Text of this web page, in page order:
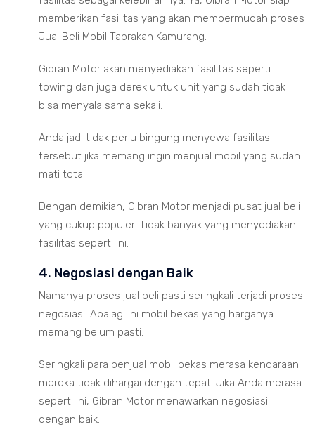
memberikan fasilitas yang akan mempermudah proses
Jual Beli Mobil Tabrakan Kamurang.
Gibran Motor akan menyediakan fasilitas seperti
towing dan juga derek untuk unit yang sudah tidak
bisa menyala sama sekali.
Anda jadi tidak perlu bingung menyewa fasilitas
tersebut jika memang ingin menjual mobil yang sudah
mati total.
Dengan demikian, Gibran Motor menjadi pusat jual beli
yang cukup populer. Tidak banyak yang menyediakan
fasilitas seperti ini.
4. Negosiasi dengan Baik
Namanya proses jual beli pasti seringkali terjadi proses
negosiasi. Apalagi ini mobil bekas yang harganya
memang belum pasti.
Seringkali para penjual mobil bekas merasa kendaraan
mereka tidak dihargai dengan tepat. Jika Anda merasa
seperti ini, Gibran Motor menawarkan negosiasi
dengan baik.